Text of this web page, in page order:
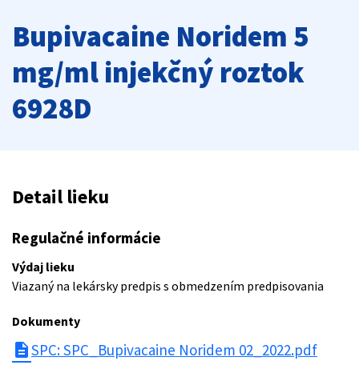
Bupivacaine Noridem 5
mg/ml injekčný roztok
6928D
Detail lieku
Regulačné informácie
Výdaj lieku
Viazaný na lekársky predpis s obmedzením predpisovania
Dokumenty
descriptionSPC: SPC_Bupivacaine Noridem 02_2022.pdf